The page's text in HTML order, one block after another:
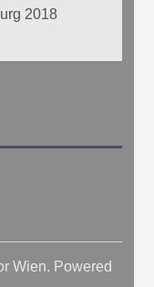
2018
Wien. Powered